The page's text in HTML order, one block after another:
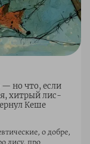
— но что, если
хитрый лис-
Кеше
о добре,
лису, про